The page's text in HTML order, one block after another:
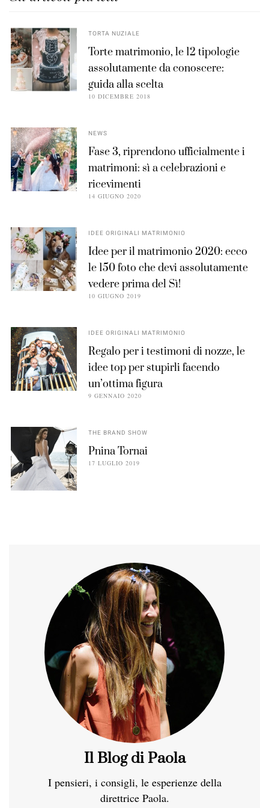
TORTA NUZIALE
Torte matrimonio, le 12 tipologie
assolutamente da conoscere:
guida alla scelta
10 DICEMBRE 2018
NEWS
Fase 3, riprendono ufficialmente i
matrimoni: sì a celebrazioni e
ricevimenti
14 GIUGNO 2020
IDEE ORIGINALI MATRIMONIO
Idee per il matrimonio 2020: ecco
le 150 foto che devi assolutamente
vedere prima del Sì!
10 GIUGNO 2019
IDEE ORIGINALI MATRIMONIO
Regalo per i testimoni di nozze, le
idee top per stupirli facendo
un’ottima figura
9 GENNAIO 2020
THE BRAND SHOW
Pnina Tornai
17 LUGLIO 2019
Il Blog di Paola
I pensieri, i consigli, le esperienze della
direttrice Paola.